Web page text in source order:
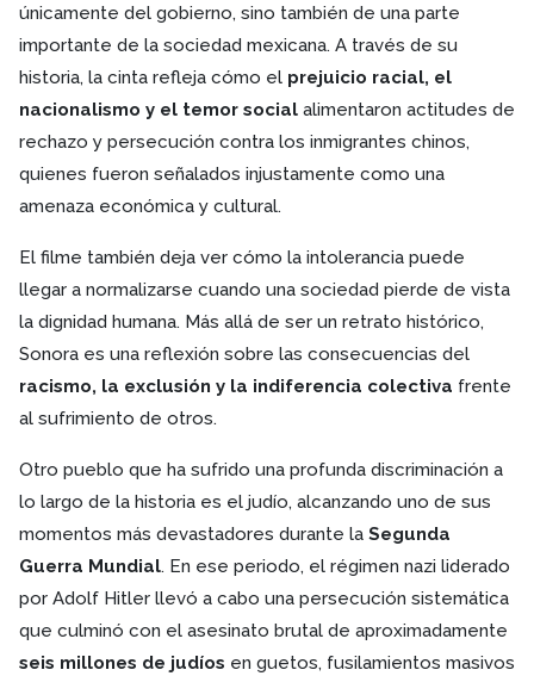
únicamente del gobierno, sino también de una parte
importante de la sociedad mexicana. A través de su
historia, la cinta refleja cómo el prejuicio racial, el
nacionalismo y el temor social alimentaron actitudes de
rechazo y persecución contra los inmigrantes chinos,
quienes fueron señalados injustamente como una
amenaza económica y cultural.
El filme también deja ver cómo la intolerancia puede
llegar a normalizarse cuando una sociedad pierde de vista
la dignidad humana. Más allá de ser un retrato histórico,
Sonora es una reflexión sobre las consecuencias del
racismo, la exclusión y la indiferencia colectiva frente
al sufrimiento de otros.
Otro pueblo que ha sufrido una profunda discriminación a
lo largo de la historia es el judío, alcanzando uno de sus
momentos más devastadores durante la Segunda
Guerra Mundial. En ese periodo, el régimen nazi liderado
por Adolf Hitler llevó a cabo una persecución sistemática
que culminó con el asesinato brutal de aproximadamente
seis millones de judíos en guetos, fusilamientos masivos